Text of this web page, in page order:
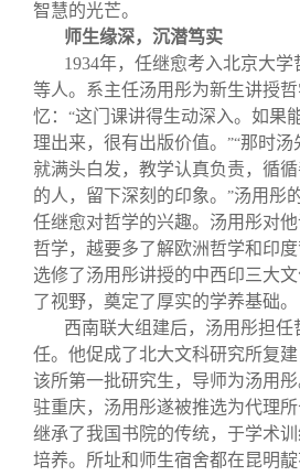
智慧的光芒。
师生缘深，沉潜笃实
1934年，任继愈考入北京大学
等人。系主任汤用彤为新生讲授
忆： “这门课讲得生动深入。如果
理出来，很有出版价值。 ”“那时汤
就满头白发，教学认真负责，循
的人，留下深刻的印象。 ”汤用彤
任继愈对哲学的兴趣。汤用彤对他
哲学，越要多了解欧洲哲学和印度
选修了汤用彤讲授的中西印三大
了视野，奠定了厚实的学养基础。
西南联大组建后，汤用彤担任
任。他促成了北大文科研究所复建
该所第一批研究生，导师为汤用
驻重庆，汤用彤遂被推选为代理
继承了我国书院的传统，于学术
培养。所址和师生宿舍都在昆明